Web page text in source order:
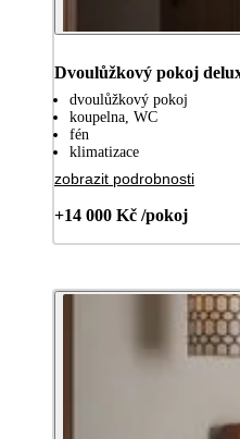
Dvoulůžkový pokoj
dvoulůžkový pokoj
koupelna, WC
fén
klimatizace
zobrazit podrobnosti
+14 000 Kč /pokoj